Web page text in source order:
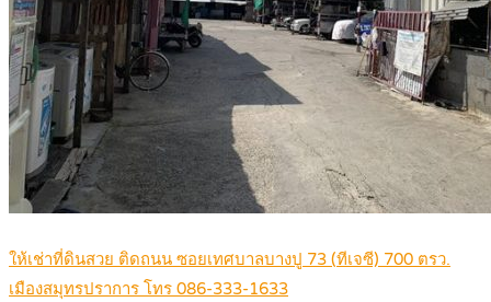
ให้เช่าที่ดินสวย ติดถนน ซอยเทศบาลบางปู 73 (ทีเจซี) 700 ตรว.
เมืองสมุทรปราการ โทร 086-333-1633